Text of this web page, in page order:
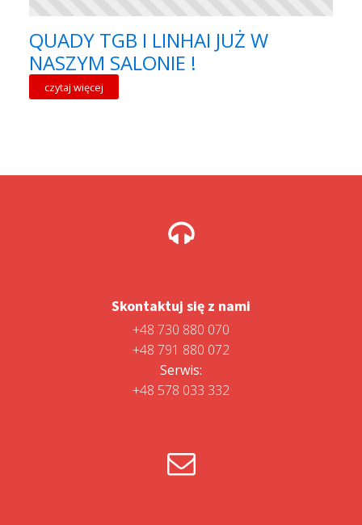
QUADY TGB I LINHAI JUŻ W
NASZYM SALONIE !
czytaj więcej
Skontaktuj się z nami
+48 730 880 070
+48 791 880 072
Serwis:
+48 578 033 332